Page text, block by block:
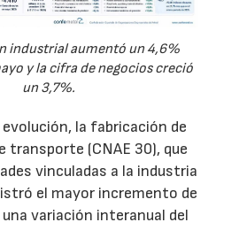
industrial aumentó un 4,6%
y la cifra de negocios creció
un 3,7%.
la fabricación de
transporte (CNAE 30), que
vinculadas a la industria
el mayor incremento de
variación interanual del